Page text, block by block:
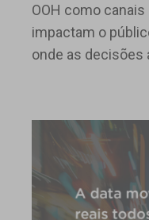
OOH como
impactam o
onde as decisões